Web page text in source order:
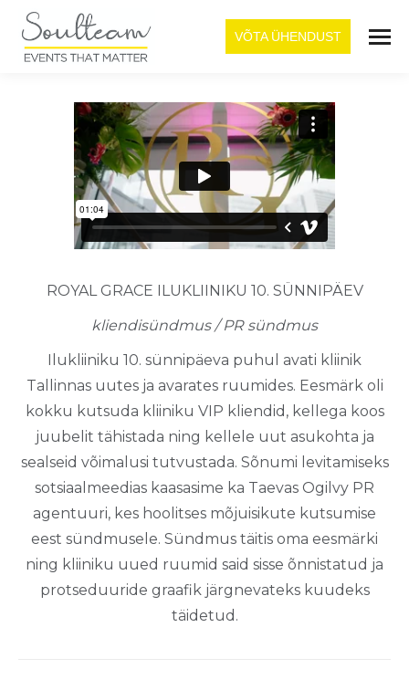
VÕTA ÜHENDUST
ROYAL GRACE ILUKLIINIKU 10. SÜNNIPÄEV
kliendisündmus / PR sündmus
Ilukliiniku 10. sünnipäeva puhul avati kliinik
Tallinnas uutes ja avarates ruumides. Eesmärk oli
kokku kutsuda kliiniku VIP kliendid, kellega koos
juubelit tähistada ning kellele uut asukohta ja
sealseid võimalusi tutvustada. Sõnumi levitamiseks
sotsiaalmeedias kaasasime ka Taevas Ogilvy PR
agentuuri, kes hoolitses mõjuisikute kutsumise
eest sündmusele. Sündmus täitis oma eesmärki
ning kliiniku uued ruumid said sisse õnnistatud ja
protseduuride graafik järgnevateks kuudeks
täidetud.